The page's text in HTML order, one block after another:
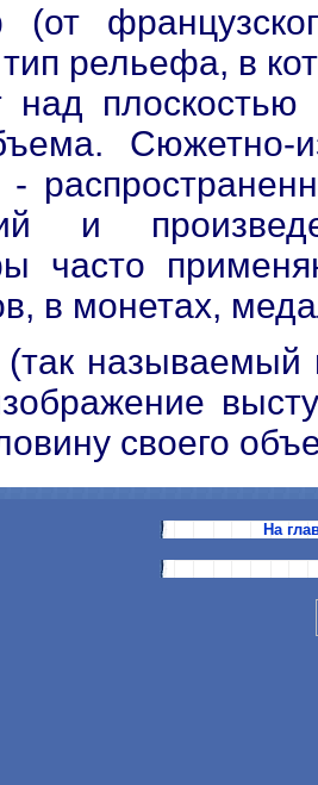
(от
рельефа, в
над
Сюжетно-
и
часто
в монетах,
своего
На